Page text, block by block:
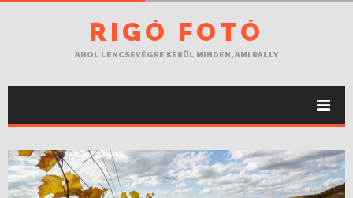
RIGÓ FOTÓ
AHOL LENCSEVÉGRE KERÜL MINDEN, AMI RALLY